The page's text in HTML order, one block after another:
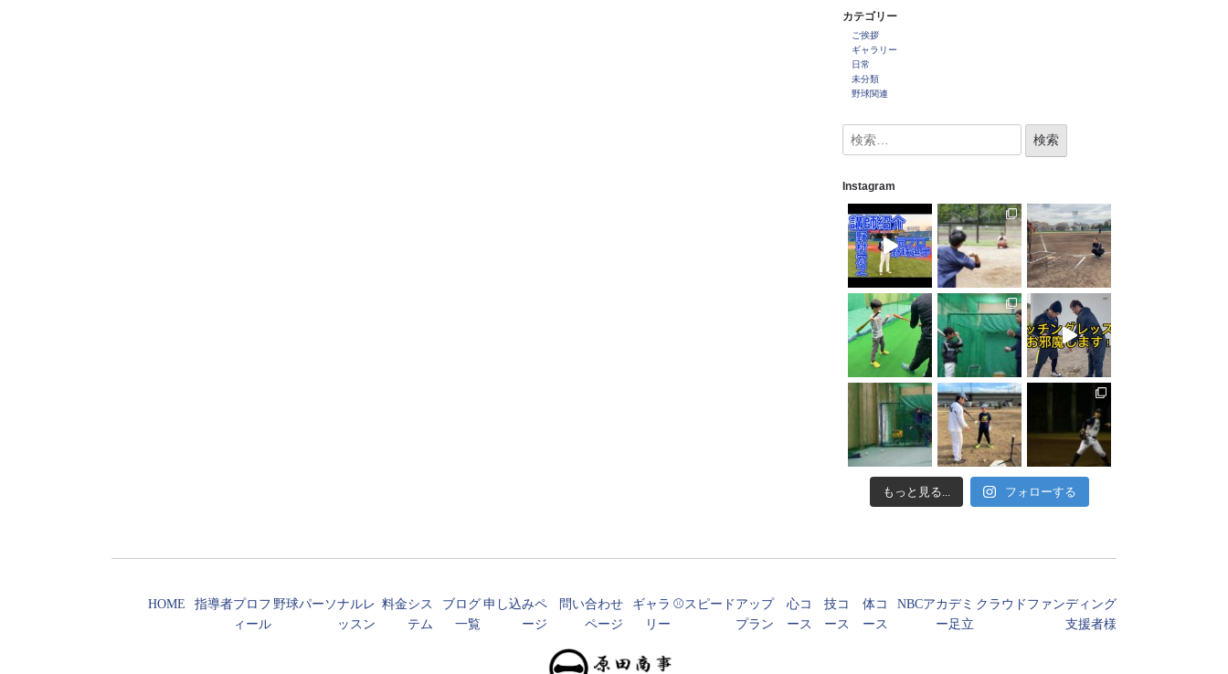
カテゴリー
ご挨拶
ギャラリー
日常
未分類
野球関連
Instagram
もっと見る... フォローする
HOME
指導者プロフ
ィール
野球パーソナルレ
ッスン
料金シス
テム
ブログ
一覧
申し込みペ
ージ
問い合わせ
ページ
ギャラ
リー
⚾️スピードアップ
プラン
心コ
ース
技コ
ース
体コ
ース
NBCアカデミ
ー足立
クラウドファンディング
支援者様